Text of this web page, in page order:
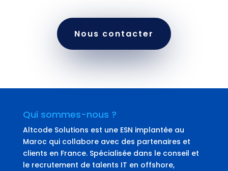
Nous contacter
Qui sommes-nous ?
Altcode Solutions est une ESN implantée au
Maroc qui collabore avec des partenaires et
clients en France. Spécialisée dans le conseil et
le recrutement de talents IT en offshore,